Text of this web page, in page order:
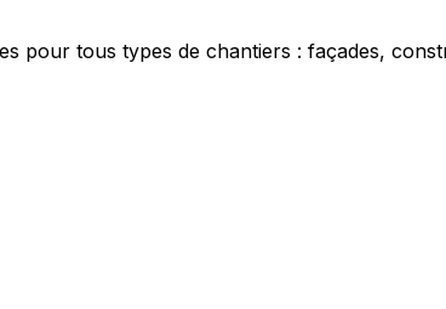
pour tous types de chantiers : façades,